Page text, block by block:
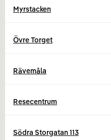
Myrstacken
Övre Torget
Rävemåla
Resecentrum
Södra Storgatan 113